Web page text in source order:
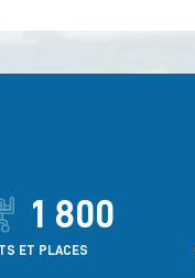
1 800
ET PLACES